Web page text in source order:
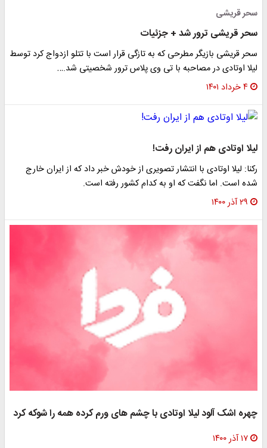
سحر قریشی
سحر قریشی ترور شد + جزئیات
سحر قریشی بازیگر مطرحی که به تازگی قرار است با تتلو ازدواج کرد توسط
لیلا اوتادی در مصاحبه با تی وی پلاس ترور شخصیتی شد.…
۴ خرداد ۱۴۰۱
لیلا اوتادی هم از ایران رفت!
رکنا: لیلا اوتادی با انتشار تصویری از خودش خبر داد که از ایران خارج
شده است. اما نگفت که او به کدام کشور رفته است.
۲۹ آذر ۱۴۰۰
چهره اشک آلود لیلا اوتادی با چشم های ورم کرده همه را شوکه کرد
۱۷ آذر ۱۴۰۰